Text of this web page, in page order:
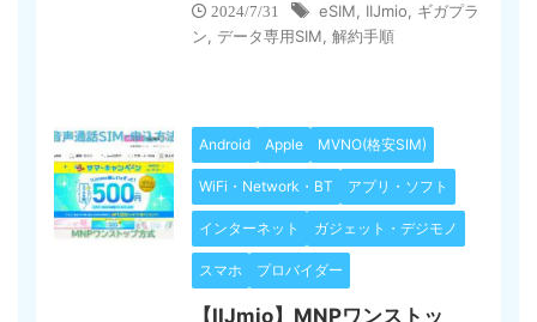
2024/7/31 eSIM IIJmio
ギガプラ
ン
データ専用SIM 解約手順
Android Apple MVNO(格安SIM)
WiFi・Network・BT アプリ・ソフト
インターネット ガジェット・デジモノ
スマホ プロバイダー
【IIJmio】MNPワンストッ